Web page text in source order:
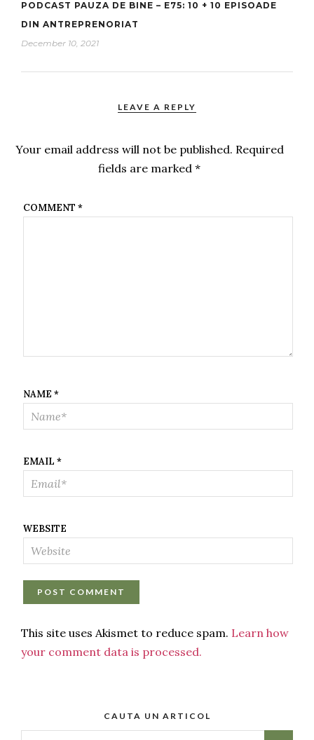
PODCAST PAUZA DE BINE – E75: 10 + 10 EPISOADE
DIN ANTREPRENORIAT
December 10, 2021
LEAVE A REPLY
Your email address will not be published. Required
fields are marked*
COMMENT *
NAME *
EMAIL *
WEBSITE
This site uses Akismet to reduce spam. Learn how
your comment data is processed.
CAUTA UN ARTICOL